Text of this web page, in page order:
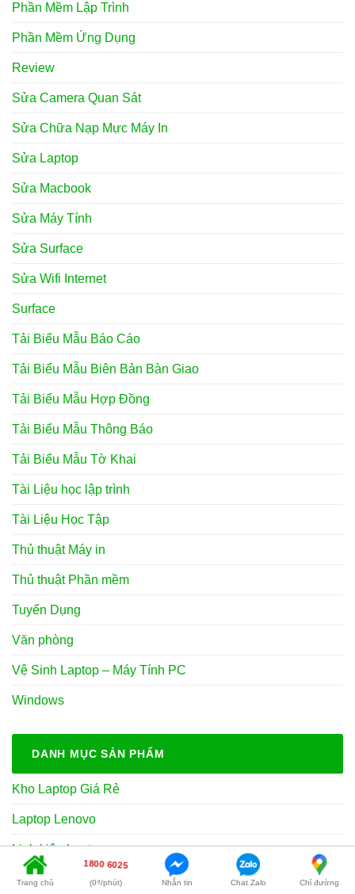
Phần Mềm Lập Trình
Phần Mềm Ứng Dụng
Review
Sửa Camera Quan Sát
Sửa Chữa Nạp Mực Máy In
Sửa Laptop
Sửa Macbook
Sửa Máy Tính
Sửa Surface
Sửa Wifi Internet
Surface
Tải Biểu Mẫu Báo Cáo
Tải Biểu Mẫu Biên Bản Bàn Giao
Tải Biểu Mẫu Hợp Đồng
Tải Biểu Mẫu Thông Báo
Tải Biểu Mẫu Tờ Khai
Tài Liệu học lập trình
Tài Liệu Học Tập
Thủ thuật Máy in
Thủ thuật Phần mềm
Tuyển Dụng
Văn phòng
Vệ Sinh Laptop – Máy Tính PC
Windows
DANH MỤC SẢN PHẨM
Kho Laptop Giá Rẻ
Laptop Lenovo
Linh kiện Laptop
Linh Kiện Laptop Dell
Trang chủ
1800 6025
(0₫/phút) Nhắn tin Chat Zalo Chỉ đường